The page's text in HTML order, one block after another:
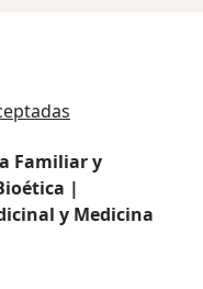
Familiar y
|
y Medicina